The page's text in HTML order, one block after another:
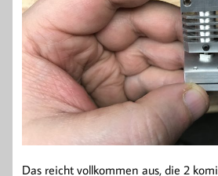
Das reicht vollkommen aus, die 2